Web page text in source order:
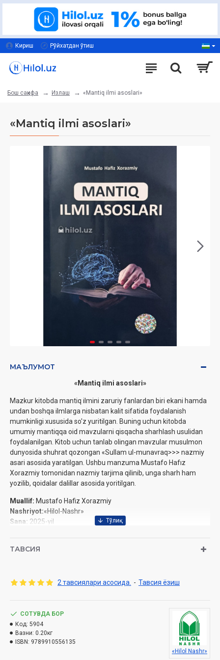
Кириш Рўйхатдан ўтиш
Бош саҳифа Излаш «Mantiq ilmi asoslari»
«Mantiq ilmi asoslari»
МАЪЛУМОТ
«Mantiq ilmi asoslari»
Mazkur kitobda mantiq ilmini zaruriy fanlardan biri ekani hamda
undan boshqa ilmlarga nisbatan kalit sifatida foydalanish
mumkinligi xususida so'z yuritilgan. Buning uchun kitobda
umumiy mantiqqa oid mavzularni qisqacha sharhlash usulidan
foydalanilgan. Kitob uchun tanlab olingan mavzular musulmon
dunyosida shuhrat qozongan «Sullam ul-munavraq>>> nazmiy
asari asosida yaratilgan. Ushbu manzuma Mustafo Hafız
Xorazmiy tomonidan nazmiy tarjima qilinib, unga sharh ham
yozilib, qoidalar dalillar asosida yoritilgan.
Muallif: Mustafo Hafiz Xorazmiy
Nashriyot:«Hilol-Nashr»
Sana: 2025-yil
O‘lchami:
O'zbekiston Respublikasi Din ishlari bo'yicha qo'mitasining
MUNDARIJA
Kirish
ТАВСИЯ
2 тавсиялари асосида. - Тавсия ёзиш
СОТУВДА БОР
Код: 5904
Вазни: 0.20кг
ISBN: 9789910556135
«Hilol Nashr»